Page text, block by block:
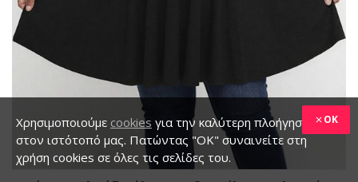
OK
Χρησιμοποιούμε cookies για την καλύτερη πλοήγηση
στον ιστότοπό μας. Πατώντας "ΟΚ" συναινείτε στη
χρήση cookies σε όλες τις σελίδες του.